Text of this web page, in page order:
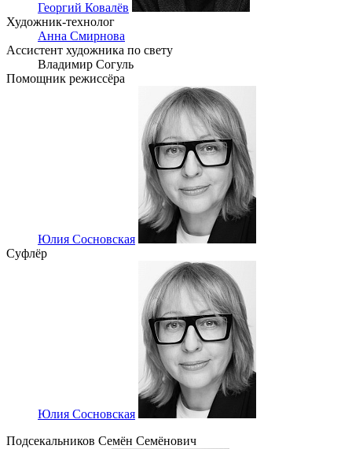
Георгий Ковалёв
Художник-технолог
Анна Смирнова
Ассистент художника по свету
Владимир Согуль
Помощник режиссёра
Юлия Сосновская
Суфлёр
Юлия Сосновская
Подсекальников Семён Семёнович